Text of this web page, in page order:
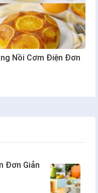
Nồi Cơm Điện Đơn
Đơn Giản